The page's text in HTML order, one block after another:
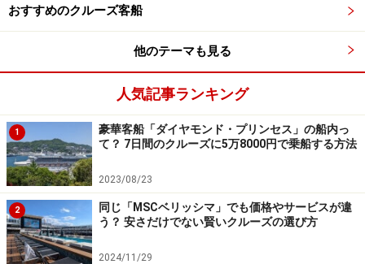
・船内ではLINEでサポート
軽に問い合わせができる（9～21時）
・電話での通訳サービス
バトラーへやルームサービスなどの際、電話で用件を通
訳してくれる
・日本語メニューや船内新聞
レストランやバーには日本語のメニューがあり、船内新
聞も日本語。最終乗船時刻や出入国の手続きなど大事な
アナウンスも分かりやすい
・英語でのコミュニケーションを後押し
後述の「ジャパネットクルーズ通信」では、外国人スタ
おすすめのクルーズ客船
他のテーマも見る
人気記事ランキング
1
豪華客船「ダイヤモンド・プリンセス」の船内っ
て？ 7日間のクルーズに5万8000円で乗船する方法
2023/08/23
2
同じ「MSCベリッシマ」でも価格やサービスが違
う？ 安さだけでない賢いクルーズの選び方
2024/11/29